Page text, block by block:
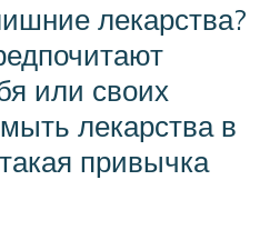
лекарства?
или своих
лекарства в
привычка